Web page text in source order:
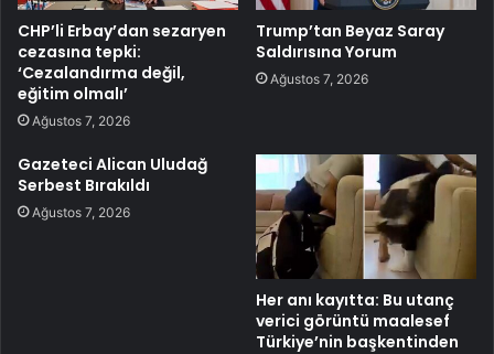
CHP’li Erbay’dan sezaryen
cezasına tepki:
‘Cezalandırma değil,
eğitim olmalı’
Ağustos 7, 2026
Trump’tan Beyaz Saray
Saldırısına Yorum
Ağustos 7, 2026
Gazeteci Alican Uludağ
Serbest Bırakıldı
Ağustos 7, 2026
Her anı kayıtta: Bu utanç
verici görüntü maalesef
Türkiye’nin başkentinden